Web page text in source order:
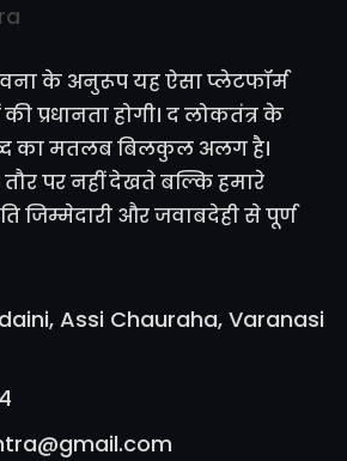
के अनुरूप यह ऐसा प्लेटफॉर्म
की प्रधानता होगी। द लोकतंत्र के
का मतलब बिलकुल अलग है।
पर नहीं देखते बल्कि हमारे
जिम्मेदारी और जवाबदेही से पूर्ण
Assi Chauraha, Varanasi